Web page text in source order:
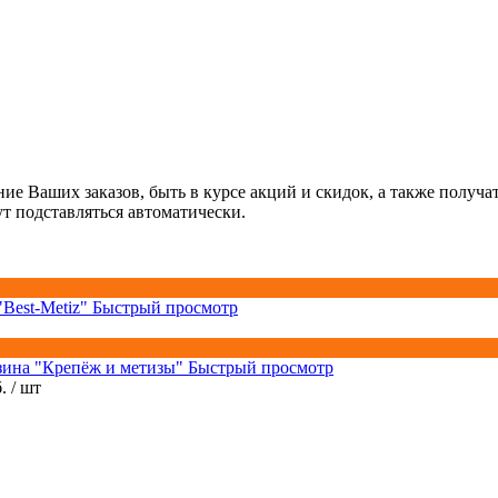
Ваших заказов, быть в курсе акций и скидок, а также
автоматически.
Быстрый просмотр
Быстрый просмотр
/ шт